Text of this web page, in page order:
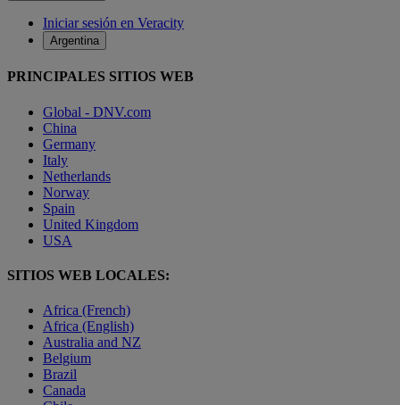
Iniciar sesión en Veracity
Argentina
PRINCIPALES SITIOS WEB
Global - DNV.com
China
Germany
Italy
Netherlands
Norway
Spain
United Kingdom
USA
SITIOS WEB LOCALES:
Africa (French)
Africa (English)
Australia and NZ
Belgium
Brazil
Canada